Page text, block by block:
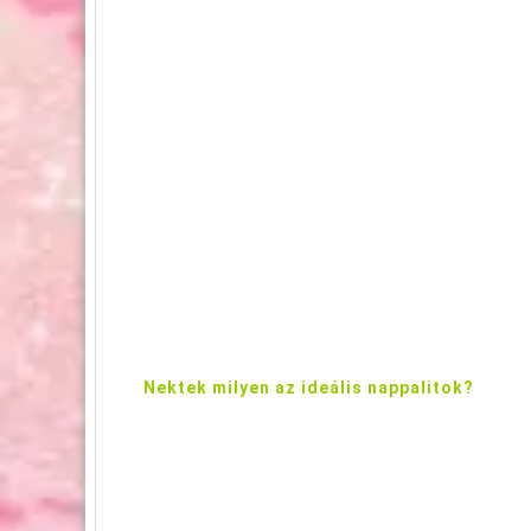
Nektek milyen az ideális nappalitok?